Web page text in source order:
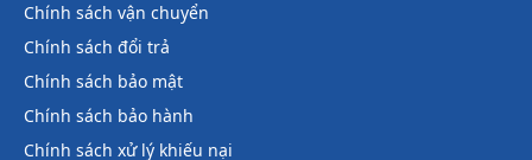
Chính sách vận chuyển
Chính sách đổi trả
Chính sách bảo mật
Chính sách bảo hành
Chính sách xử lý khiếu nại